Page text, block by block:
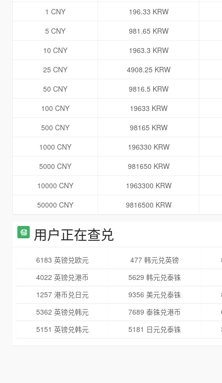
1 CNY
196.33 KRW
5 CNY
981.65 KRW
10 CNY
1963.3 KRW
25 CNY
4908.25 KRW
50 CNY
9816.5 KRW
100 CNY
19633 KRW
500 CNY
98165 KRW
1000 CNY
196330 KRW
5000 CNY
981650 KRW
10000 CNY
1963300 KRW
50000 CNY
9816500 KRW
用户正在查兑
6183 英镑兑欧元 477 韩元兑英镑
4022 英镑兑港币
5629 韩元兑泰铢
1257 港币兑日元
9356 美元兑泰铢
5362 英镑兑韩元
7689 泰铢兑港币
5151 英镑兑韩元
5181 日元兑泰铢